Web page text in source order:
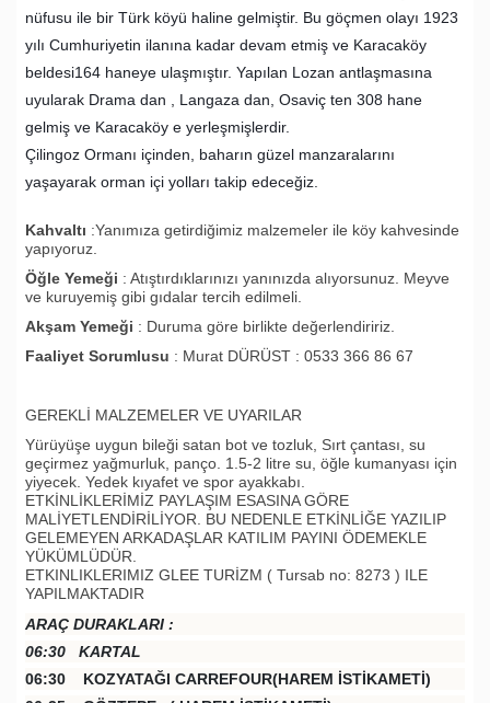
nüfusu ile bir Türk köyü haline gelmiştir. Bu göçmen olayı 1923
yılı Cumhuriyetin ilanına kadar devam etmiş ve Karacaköy
beldesi164 haneye ulaşmıştır. Yapılan Lozan antlaşmasına
uyularak Drama dan , Langaza dan, Osaviç ten 308 hane
gelmiş ve Karacaköy e yerleşmişlerdir.
Çilingoz Ormanı içinden, baharın güzel manzaralarını
yaşayarak orman içi yolları takip edeceğiz.
Kahvaltı :Yanımıza getirdiğimiz malzemeler ile köy kahvesinde
yapıyoruz.
Öğle Yemeği : Atıştırdıklarınızı yanınızda alıyorsunuz. Meyve
ve kuruyemiş gibi gıdalar tercih edilmeli.
Akşam Yemeği : Duruma göre birlikte değerlendiririz.
Faaliyet Sorumlusu : Murat DÜRÜST : 0533 366 86 67
GEREKLİ MALZEMELER VE UYARILAR
Yürüyüşe uygun bileği satan bot ve tozluk, Sırt çantası, su
geçirmez yağmurluk, panço. 1.5-2 litre su, öğle kumanyası için
yiyecek. Yedek kıyafet ve spor ayakkabı.
ETKİNLİKLERİMİZ PAYLAŞIM ESASINA GÖRE
MALİYETLENDİRİLİYOR. BU NEDENLE ETKİNLİĞE YAZILIP
GELEMEYEN ARKADAŞLAR KATILIM PAYINI ÖDEMEKLE
YÜKÜMLÜDÜR.
ETKINLIKLERIMIZ GLEE TURİZM ( Tursab no: 8273 ) ILE
YAPILMAKTADIR
ARAÇ DURAKLARI :
06:30 KARTAL
06:30 KOZYATAĞI CARREFOUR(HAREM İSTİKAMETİ)